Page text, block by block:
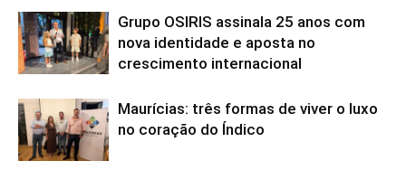
Grupo OSIRIS assinala 25 anos com
nova identidade e aposta no
crescimento internacional
Maurícias: três formas de viver o luxo
no coração do Índico